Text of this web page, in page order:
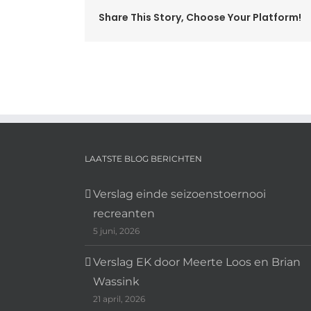
Share This Story, Choose Your Platform!
LAATSTE BLOG BERICHTEN
Verslag einde seizoenstoernooi
recreanten
5 juni, 2026
Verslag EK door Meerte Loos en Brian
Wassink
21 april, 2026